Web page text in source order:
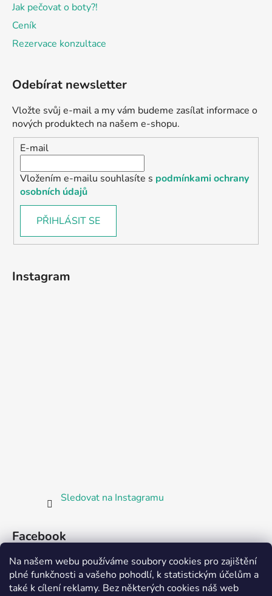
Na našem webu používáme soubory cookies pro zajištění
plné funkčnosti a vašeho pohodlí, k statistickým účelům a
také k cílení reklamy. Bez některých cookies náš web
Jak pečovat o boty?!
Ceník
Rezervace konzultace
Odebírat newsletter
Vložte svůj e-mail a my vám budeme zasílat informace o
nových produktech na našem e-shopu.
E-mail
Vložením e-mailu souhlasíte s podmínkami ochrany
osobních údajů
PŘIHLÁSIT SE
Instagram
Sledovat na Instagramu
Facebook